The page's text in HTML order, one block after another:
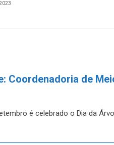
Coordenadoria de
é celebrado o Dia da